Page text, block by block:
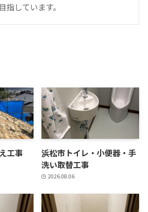
指しています。
工事
浜松市トイレ・小便器・手
洗い取替工事
2026.08.06